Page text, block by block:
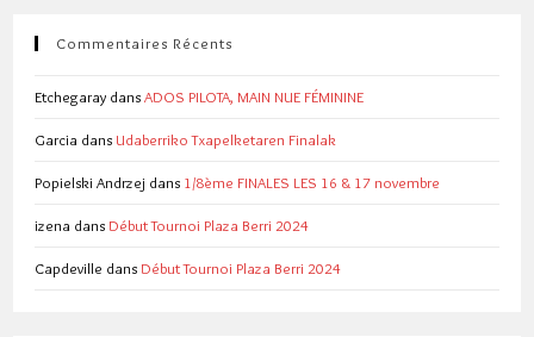
Commentaires Récents
Etchegaray dansADOS PILOTA, MAIN NUE FÉMININE
Garcia dans Udaberriko Txapelketaren Finalak
Popielski Andrzej dans 1/8ème FINALES LES 16 & 17 novembre
izena dans Début Tournoi Plaza Berri 2024
Capdeville dans Début Tournoi Plaza Berri 2024